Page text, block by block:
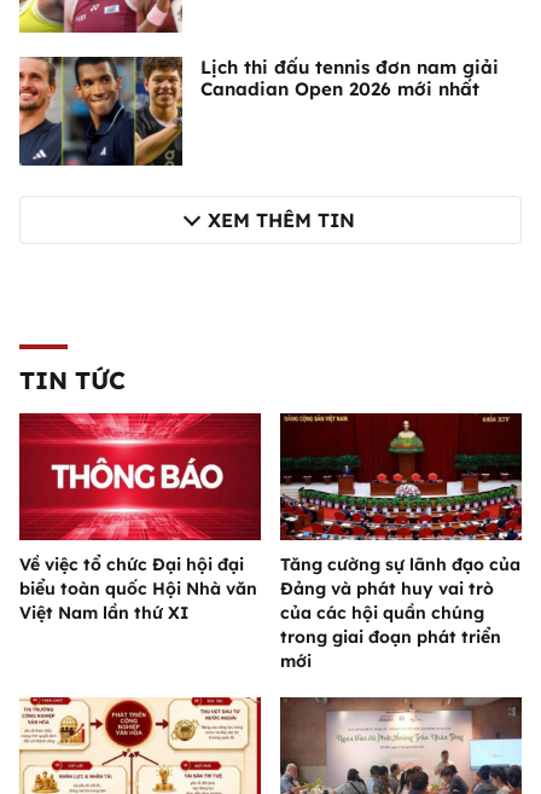
Lịch thi đấu tennis đơn nam giải
Canadian Open 2026 mới nhất
XEM THÊM TIN
TIN TỨC
Về việc tổ chức Đại hội đại
biểu toàn quốc Hội Nhà văn
Việt Nam lần thứ XI
Tăng cường sự lãnh đạo của
Đảng và phát huy vai trò
của các hội quần chúng
trong giai đoạn phát triển
mới